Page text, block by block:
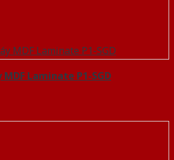
MDF Laminate P1-SGD